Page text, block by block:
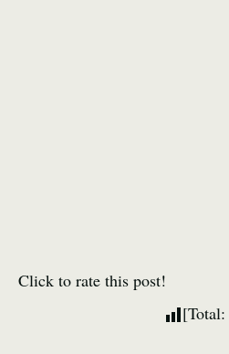
Click to rate this post!
[Total: